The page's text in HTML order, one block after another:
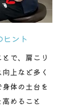
ント
で、肩こり
上など多く
体の土台を
めること